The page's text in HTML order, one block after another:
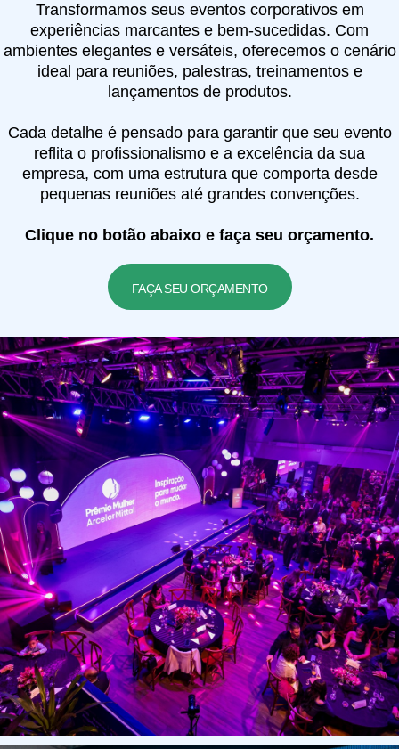
Transformamos seus eventos corporativos em
experiências marcantes e bem-sucedidas. Com
ambientes elegantes e versáteis, oferecemos o cenário
ideal para reuniões, palestras, treinamentos e
lançamentos de produtos.
Cada detalhe é pensado para garantir que seu evento
reflita o profissionalismo e a excelência da sua
empresa, com uma estrutura que comporta desde
pequenas reuniões até grandes convenções.
Clique no botão abaixo e faça seu orçamento.
FAÇA SEU ORÇAMENTO